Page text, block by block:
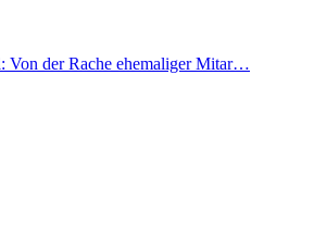
Von der Rache ehemaliger Mitar…